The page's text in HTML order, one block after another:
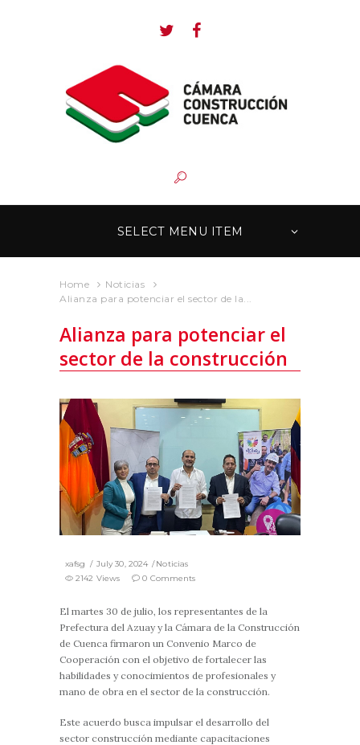
SELECT MENU ITEM
Home
Noticias
Alianza para potenciar el sector de la...
Alianza para potenciar el
sector de la construcción
xafsg July 30, 2024
Noticias
2142 Views
0 Comments
El martes 30 de julio, los representantes de la
Prefectura del Azuay y la Cámara de la Construcción
de Cuenca firmaron un Convenio Marco de
Cooperación con el objetivo de fortalecer las
habilidades y conocimientos de profesionales y
mano de obra en el sector de la construcción.
Este acuerdo busca impulsar el desarrollo del
sector construcción mediante capacitaciones